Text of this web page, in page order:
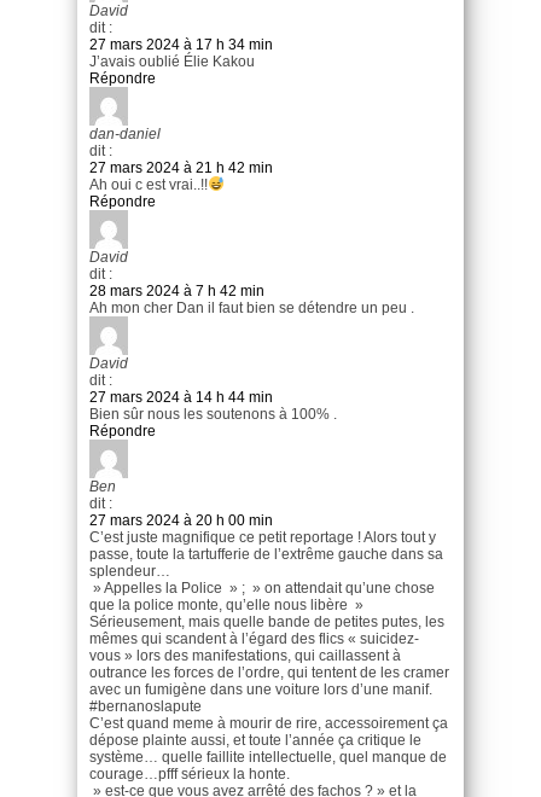
David
dit :
27 mars 2024 à 17 h 34 min
J’avais oublié Élie Kakou
Répondre
dan-daniel
dit :
27 mars 2024 à 21 h 42 min
Ah oui c est vrai..!!
Répondre
David
dit :
28 mars 2024 à 7 h 42 min
Ah mon cher Dan il faut bien se détendre un peu .
David
dit :
27 mars 2024 à 14 h 44 min
Bien sûr nous les soutenons à 100% .
Répondre
Ben
dit :
27 mars 2024 à 20 h 00 min
C’est juste magnifique ce petit reportage ! Alors tout y
passe, toute la tartufferie de l’extrême gauche dans sa
splendeur…
» Appelles la Police » ; » on attendait qu’une chose
que la police monte, qu’elle nous libère »
Sérieusement, mais quelle bande de petites putes, les
mêmes qui scandent à l’égard des flics « suicidez-
vous » lors des manifestations, qui caillassent à
outrance les forces de l’ordre, qui tentent de les cramer
avec un fumigène dans une voiture lors d’une manif.
#bernanoslapute
C’est quand meme à mourir de rire, accessoirement ça
dépose plainte aussi, et toute l’année ça critique le
système… quelle faillite intellectuelle, quel manque de
courage…pfff sérieux la honte.
» est-ce que vous avez arrêté des fachos ? » et la